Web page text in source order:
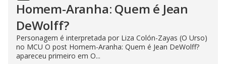
Homem-Aranha: Quem é Jean
DeWolff?
Personagem é interpretada por Liza Colón-Zayas (O Urso)
no MCU O post Homem-Aranha: Quem é Jean DeWolff?
apareceu primeiro em O...